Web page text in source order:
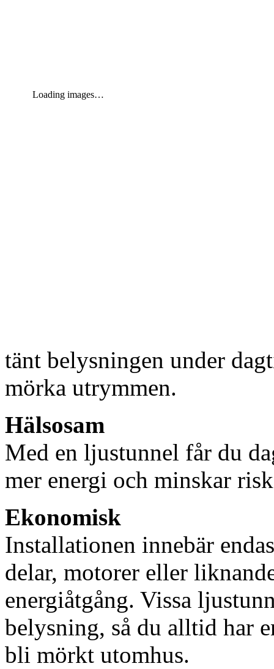
Loading images…
tänt belysningen under
mörka utrymmen.
Hälsosam
Med en ljustunnel får du
mer energi och minskar
Ekonomisk
Installationen innebär
delar, motorer eller
energiåtgång. Vissa
belysning, så du alltid har
bli mörkt utomhus.